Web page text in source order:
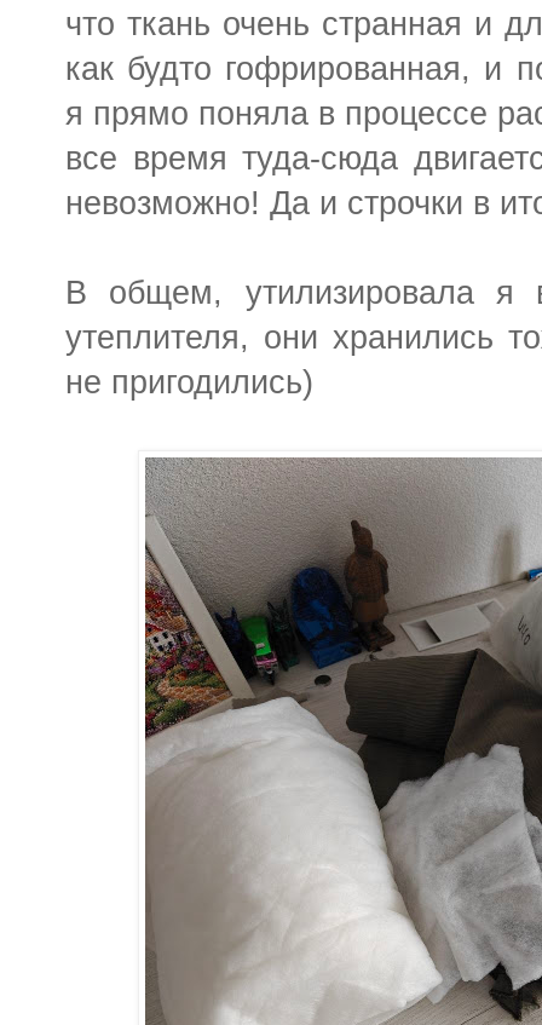
что ткань очень странная и
как будто гофрированная, и
я прямо поняла в процессе
все время туда-сюда
невозможно! Да и строчки в
В общем, утилизировала я
утеплителя, они хранились
не пригодились)